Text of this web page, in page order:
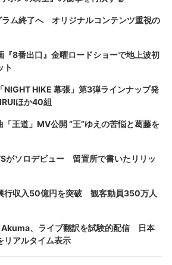
ラム終了へ オリジナルコンテンツ重視の
『8番出口』金曜ロードショーで地上波初
ト
NIGHT HIKE 幕張」第3弾ラインナップ発
ほか40組
王道」MV公開 “王”ゆえの苦悩と葛藤を
がソロデビュー 留置所で書いたリリッ
行収入50億円を突破 観客動員350万人
Akuma、ライブ翻訳を試験的配信 日本
リアルタイム表示